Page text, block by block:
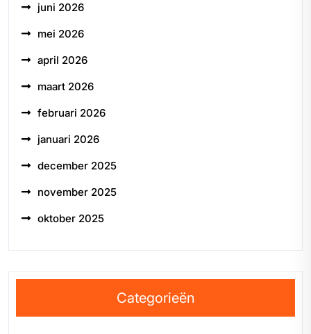
juni 2026
mei 2026
april 2026
maart 2026
februari 2026
januari 2026
december 2025
november 2025
oktober 2025
Categorieën